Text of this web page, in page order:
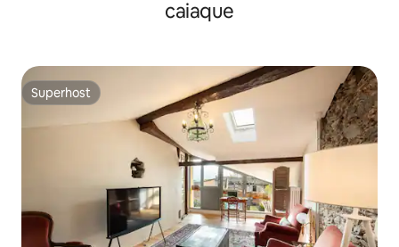
caiaque
Superhost
Superhost